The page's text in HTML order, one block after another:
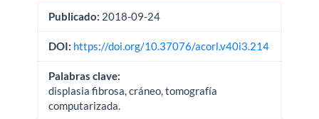
Publicado: 2018-09-24
DOI: https://doi.org/10.37076/acorl.v40i3.214
Palabras clave:
displasia fibrosa, cráneo, tomografía
computarizada.